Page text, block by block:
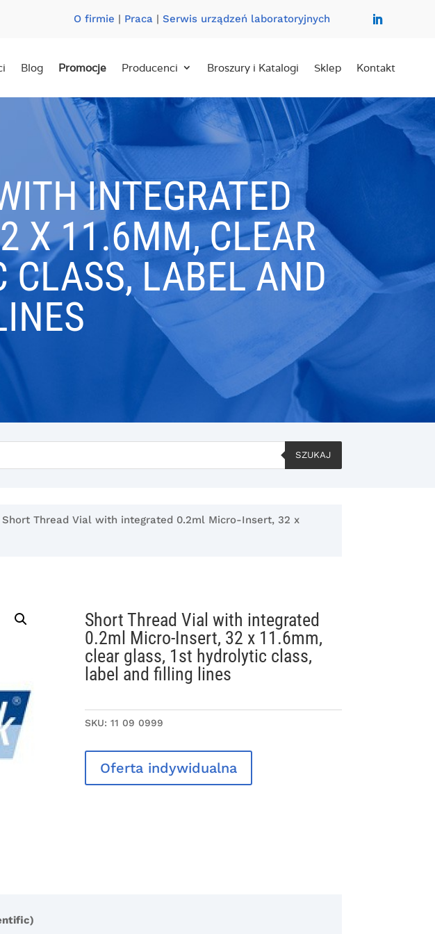
O firmie | Praca| Serwis urządzeń laboratoryjnych
Blog Promocje Producenci Broszury i Katalogi Sklep Kontakt
INTEGRATED
X 11.6MM, CLEAR
CLASS, LABEL AND
SZUKAJ
Thread Vial with integrated 0.2ml Micro-Insert, 32 x
Short Thread Vial with integrated
0.2ml Micro-Insert, 32 x 11.6mm,
clear glass, 1st hydrolytic class,
label and filling lines
SKU:11 09 0999
Oferta indywidualna